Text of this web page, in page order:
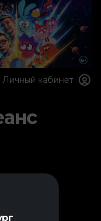
Личный кабинет